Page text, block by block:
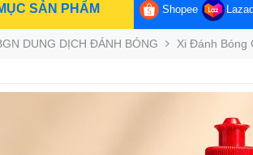
SẢN PHẨM Shopee
DUNG DỊCH ĐÁNH BÓNG Xi Đánh Bóng